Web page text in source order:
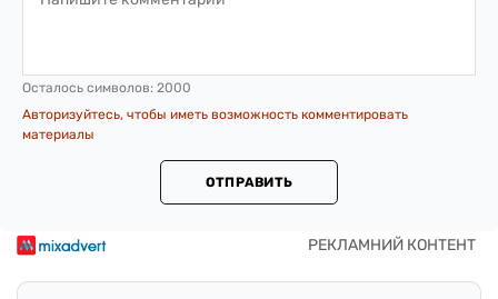
Осталось символов: 2000
Авторизуйтесь, чтобы иметь возможность комментировать
материалы
ОТПРАВИТЬ